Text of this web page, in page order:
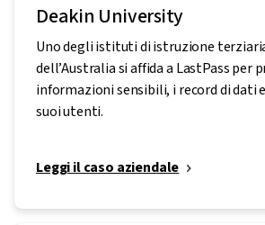
Deakin University
Uno degli istituti di istruzione
dell’Australia si affida a LastPass per
informazioni sensibili, i record di dati
suoi utenti.
Leggi il caso aziendale